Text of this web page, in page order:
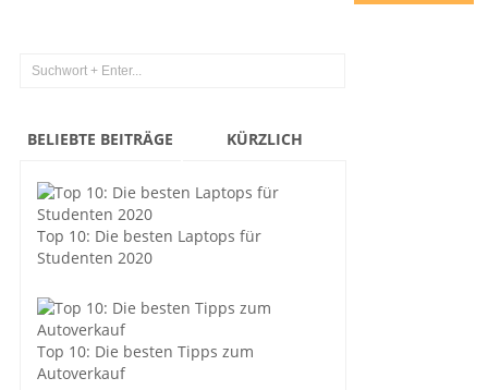
BELIEBTE BEITRÄGE KÜRZLICH
Top 10: Die besten Laptops für
Studenten 2020
Top 10: Die besten Tipps zum
Autoverkauf